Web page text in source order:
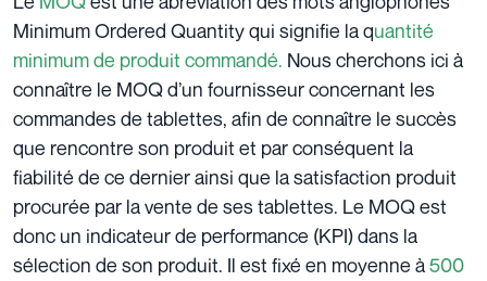
Minimum Ordered Quantity qui signifie la quantité
minimum de produit commandé. Nous cherchons ici à
connaître le MOQ d’un fournisseur concernant les
commandes de tablettes, afin de connaître le succès
que rencontre son produit et par conséquent la
fiabilité de ce dernier ainsi que la satisfaction produit
procurée par la vente de ses tablettes. Le MOQ est
donc un indicateur de performance (KPI) dans la
sélection de son produit. Il est fixé en moyenne à500